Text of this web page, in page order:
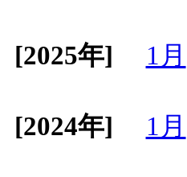
[2025年]
1月
[2024年]
1月